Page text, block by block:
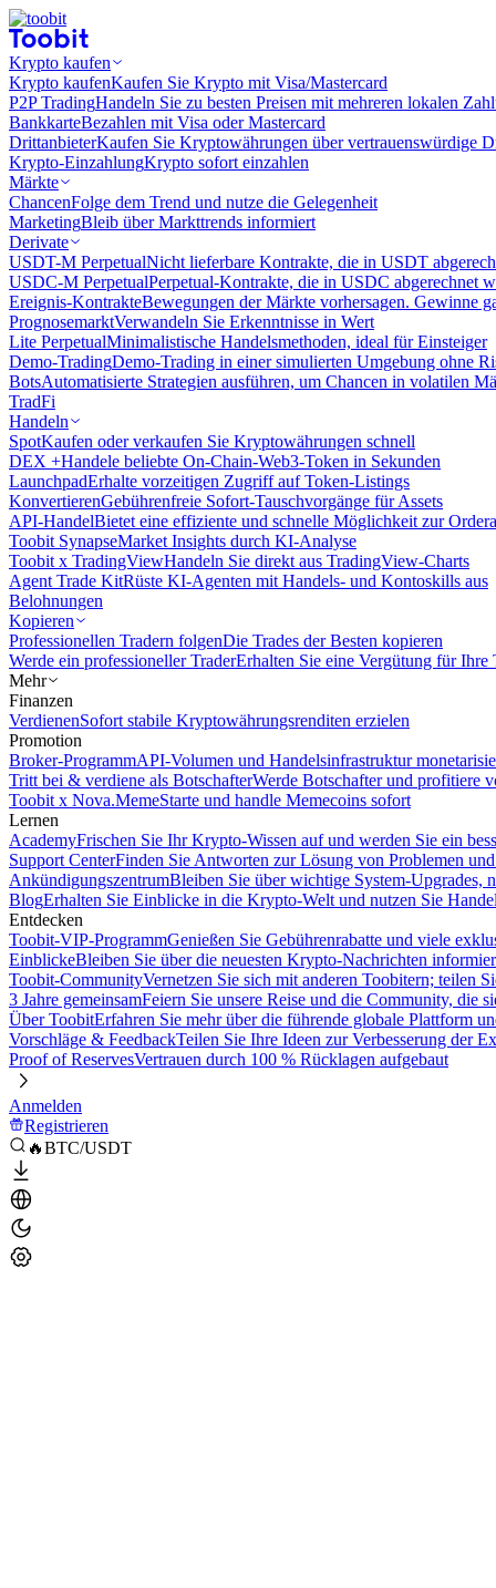
Krypto kaufen
Krypto kaufenKaufen Sie Krypto mit Visa/Mastercard
P2P TradingHandeln Sie zu besten Preisen mit mehreren lokalen
BankkarteBezahlen mit Visa oder Mastercard
DrittanbieterKaufen Sie Kryptowährungen über vertrauenswürdige
Krypto-EinzahlungKrypto sofort einzahlen
Märkte
ChancenFolge dem Trend und nutze die Gelegenheit
MarketingBleib über Markttrends informiert
Derivate
USDT-M PerpetualNicht lieferbare Kontrakte, die in USDT
USDC-M PerpetualPerpetual-Kontrakte, die in USDC abgerechnet
Ereignis-KontrakteBewegungen der Märkte vorhersagen. Gewinne
PrognosemarktVerwandeln Sie Erkenntnisse in Wert
Lite PerpetualMinimalistische Handelsmethoden, ideal für Einsteiger
Demo-TradingDemo-Trading in einer simulierten Umgebung ohne
BotsAutomatisierte Strategien ausführen, um Chancen in volatilen
TradFi
Handeln
SpotKaufen oder verkaufen Sie Kryptowährungen schnell
DEX +Handele beliebte On-Chain-Web3-Token in Sekunden
LaunchpadErhalte vorzeitigen Zugriff auf Token-Listings
KonvertierenGebührenfreie Sofort-Tauschvorgänge für Assets
API-HandelBietet eine effiziente und schnelle Möglichkeit zur
Toobit SynapseMarket Insights durch KI-Analyse
Toobit x TradingViewHandeln Sie direkt aus TradingView-Charts
Agent Trade KitRüste KI-Agenten mit Handels- und Kontoskills aus
Belohnungen
Kopieren
Professionellen Tradern folgenDie Trades der Besten kopieren
Werde ein professioneller TraderErhalten Sie eine Vergütung für Ihre
Mehr
Finanzen
VerdienenSofort stabile Kryptowährungsrenditen erzielen
Promotion
Broker-ProgrammAPI-Volumen und Handelsinfrastruktur
Tritt bei & verdiene als BotschafterWerde Botschafter und profitiere
Toobit x Nova.MemeStarte und handle Memecoins sofort
Lernen
AcademyFrischen Sie Ihr Krypto-Wissen auf und werden Sie ein
Support CenterFinden Sie Antworten zur Lösung von Problemen
AnkündigungszentrumBleiben Sie über wichtige System-Upgrades,
BlogErhalten Sie Einblicke in die Krypto-Welt und nutzen Sie
Entdecken
Toobit-VIP-ProgrammGenießen Sie Gebührenrabatte und viele
EinblickeBleiben Sie über die neuesten Krypto-Nachrichten
Toobit-CommunityVernetzen Sie sich mit anderen Toobitern; teilen
3 Jahre gemeinsamFeiern Sie unsere Reise und die Community, die
Über ToobitErfahren Sie mehr über die führende globale Plattform
Vorschläge & FeedbackTeilen Sie Ihre Ideen zur Verbesserung der
Proof of ReservesVertrauen durch 100 % Rücklagen aufgebaut
Anmelden
Registrieren
🔥BTC/USDT